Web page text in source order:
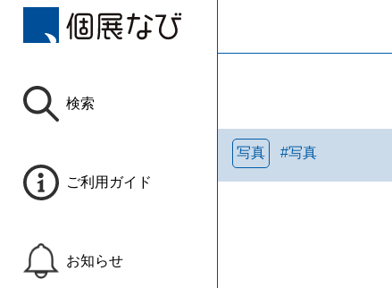
検索
ご利用ガイド
お知らせ
写真 #写真